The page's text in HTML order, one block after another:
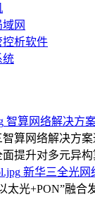
网
控析软件
统
智算网络解决方
智算网络解决方
提升对多元异构
新华三全光网
太光+PON”融合